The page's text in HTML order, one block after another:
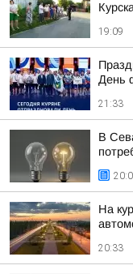
Курска
19:09
День
21:33
В
На
20:33